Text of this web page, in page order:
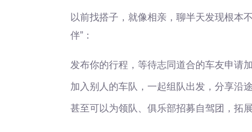
以前找搭子，就像相亲，聊半天发现根本
伴”：
发布你的行程，等待志同道合的车友申请加
加入别人的车队，一起组队出发，分享沿
甚至可以为领队、俱乐部招募自驾团，拓